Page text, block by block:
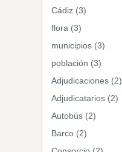
Cádiz (3)
flora (3)
municipios (3)
población (3)
Adjudicaciones (2)
Adjudicatarios (2)
Autobús (2)
Barco (2)